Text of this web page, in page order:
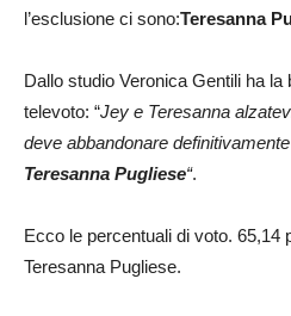
l’esclusione ci sono:Teresanna
Dallo studio Veronica Gentili ha la
televoto: “Jey e Teresanna
deve abbandonare
Teresanna Pugliese“.
Ecco le percentuali di voto. 65,14
Teresanna Pugliese.